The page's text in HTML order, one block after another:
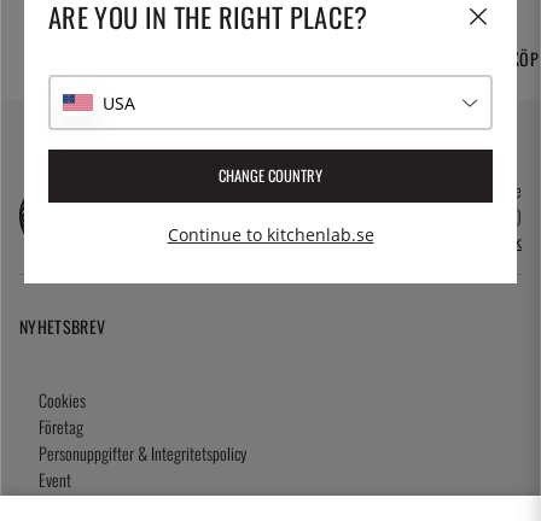
HEMLEVERANS
365 DAGARS ÖPPET KÖP
kundservice@kitchenlab.se
08-41095200 (vardagar 10.00-17.00)
Öppettider i butik
NYHETSBREV
Cookies
Företag
Personuppgifter & Integritetspolicy
Event
ARE YOU IN THE RIGHT PLACE?
USA
CHANGE COUNTRY
Continue to kitchenlab.se